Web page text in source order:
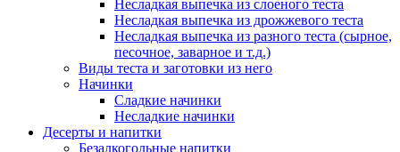
Несладкая выпечка из слоеного теста
Несладкая выпечка из дрожжевого теста
Несладкая выпечка из разного теста (сырное,
песочное, заварное и т.д.)
Виды теста и заготовки из него
Начинки
Сладкие начинки
Несладкие начинки
Десерты и напитки
Безалкогольные напитки